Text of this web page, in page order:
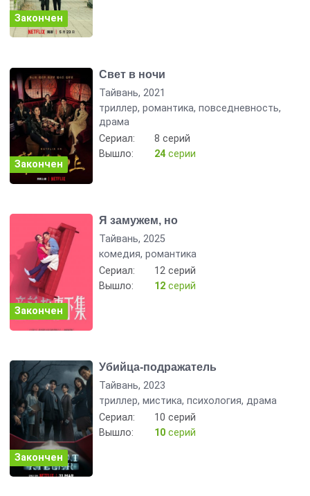
Закончен
Свет в ночи
Тайвань, 2021
триллер, романтика, повседневность,
драма
Сериал:
8 серий
Вышло:
24 серии
Закончен
Я замужем, но
Тайвань, 2025
комедия, романтика
Сериал:
12 серий
Вышло:
12 серий
Закончен
Убийца-подражатель
Тайвань, 2023
триллер, мистика, психология, драма
Сериал:
10 серий
Вышло:
10 серий
Закончен